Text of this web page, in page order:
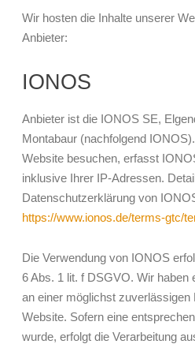
Wir hosten die Inhalte unserer
Anbieter:
IONOS
Anbieter ist die IONOS SE,
Montabaur (nachfolgend
Website besuchen, erfasst
inklusive Ihrer IP-Adressen.
Datenschutzerklärung von
https://www.ionos.de/terms-gtc/
Die Verwendung von IONOS
6 Abs. 1 lit. f DSGVO. Wir haben
an einer möglichst zuverlässigen
Website. Sofern eine
wurde, erfolgt die Verarbeitung